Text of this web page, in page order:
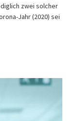
zwei solcher
Jahr (2020) sei